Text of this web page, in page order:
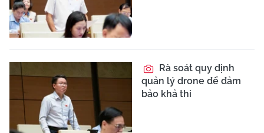
Rà soát quy định
quản lý drone để đảm
bảo khả thi